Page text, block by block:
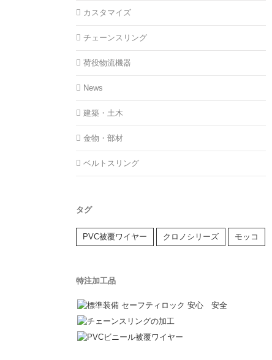
カスタマイズ
チェーンスリング
荷役物流機器
News
建築・土木
金物・部材
ベルトスリング
タグ
PVC被覆ワイヤー クロノシリーズ モッコ
特注加工品